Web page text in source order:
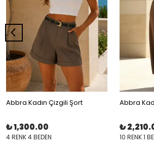
Abbra Kadın Çizgili Şort
₺ 1,300.00
4 RENK 4 BEDEN
₺
10 RENK 1